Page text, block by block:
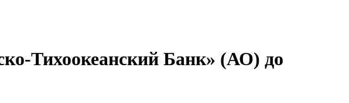
Тихоокеанский Банк» (АО) до